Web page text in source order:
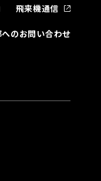
飛来機通信
のお問い合わせ